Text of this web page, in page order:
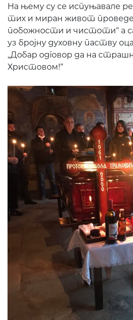
На њему су се испуњавале
тих и миран живот
побожности и чистоти” а
уз бројну духовну паству
„Добар одговор да на
Христовом!”